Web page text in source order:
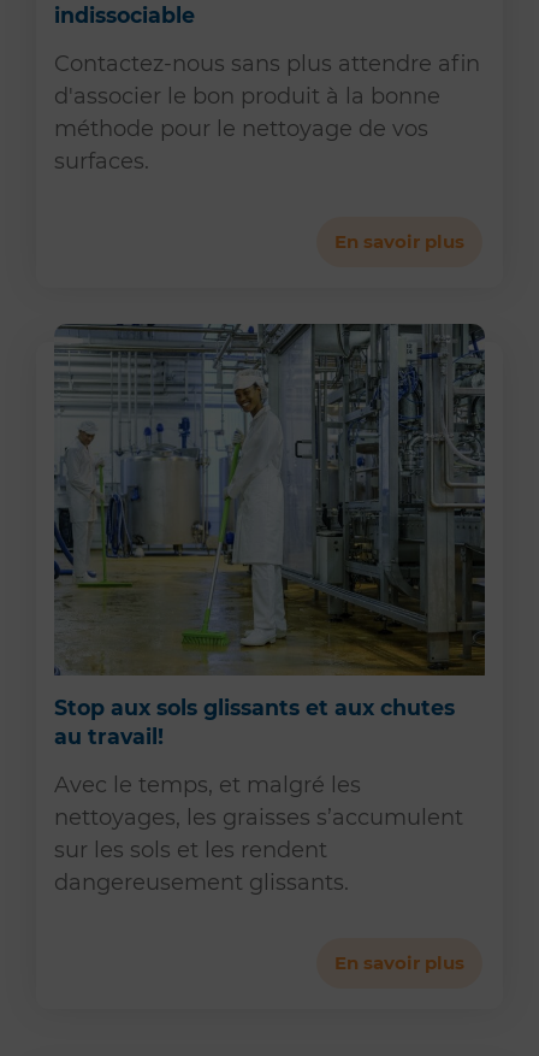
indissociable
Contactez-nous sans plus attendre afin
d'associer le bon produit à la bonne
méthode pour le nettoyage de vos
surfaces.
En savoir plus
Stop aux sols glissants et aux chutes
au travail!
Avec le temps, et malgré les
nettoyages, les graisses s’accumulent
sur les sols et les rendent
dangereusement glissants.
En savoir plus